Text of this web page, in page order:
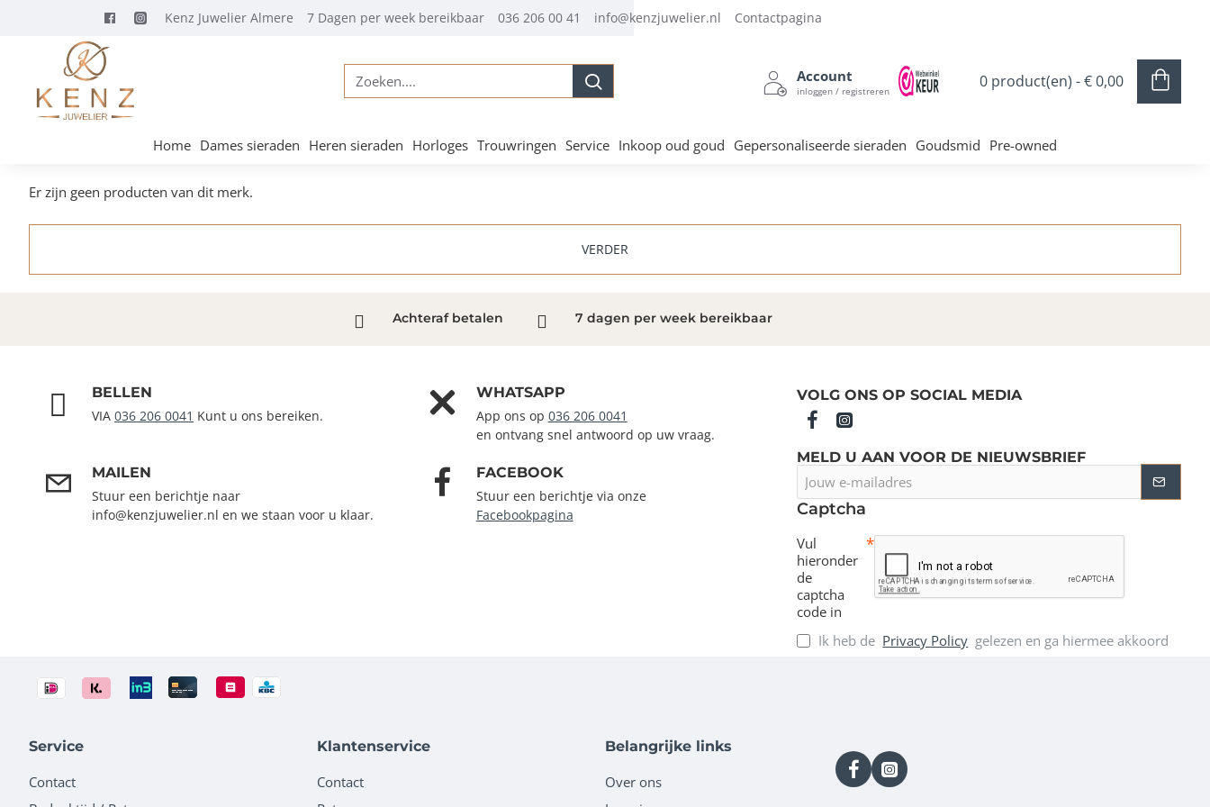
Kenz Juwelier Almere 7 Dagen per week bereikbaar 036 206 00 41 info@kenzjuwelier.nl Contactpagina
Zoeken....
Account
inloggen / registreren 0 product(en) - € 0,00
Home Dames sieraden Heren sieraden Horloges Trouwringen Service Inkoop oud goud Gepersonaliseerde sieraden Goudsmid Pre-owned
Er zijn geen producten van dit merk.
VERDER
Achteraf betalen 7 dagen per week bereikbaar
BELLEN
VIA 036 206 0041 Kunt u ons bereiken.
WHATSAPP
App ons op 036 206 0041
en ontvang snel antwoord op uw vraag.
MAILEN
Stuur een berichtje naar
info@kenzjuwelier.nl en we staan voor u klaar.
FACEBOOK
Stuur een berichtje via onze
Facebookpagina
VOLG ONS OP SOCIAL MEDIA
MELD U AAN VOOR DE NIEUWSBRIEF
Jouw
e-
mailadres
Captcha
Vul
hieronder
de
captcha
code in
Ik heb de Privacy Policy gelezen en ga hiermee akkoord
Service
Contact
Klantenservice
Contact
Belangrijke links
Over ons